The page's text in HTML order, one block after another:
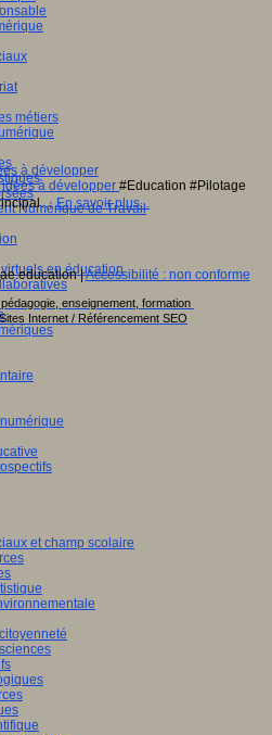
métiers
Numérique de Travail
en éducation
et champ scolaire
à développer
#Education #Pilotage
En savoir plus...
|Accessibilité : non conforme
enseignement, formation
Internet / Référencement SEO